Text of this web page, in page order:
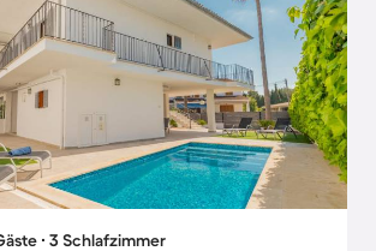
∙ 3 Schlafzimmer